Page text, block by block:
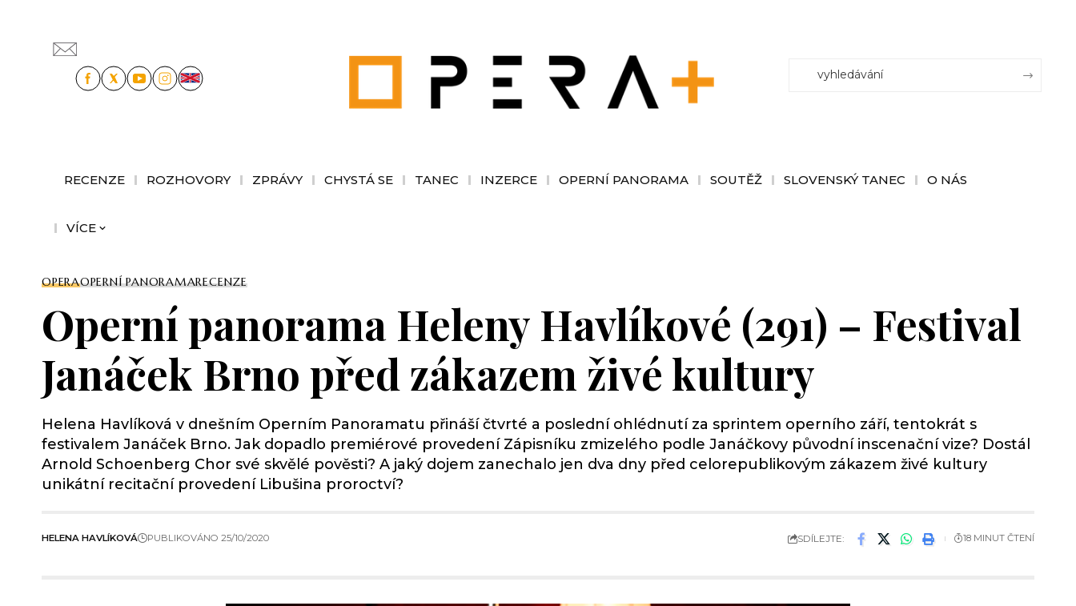
RECENZE ROZHOVORY ZPRÁVY CHYSTÁ SE TANEC INZERCE OPERNÍ PANORAMA SOUTĚŽ SLOVENSKÝ TANEC O NÁS
VÍCE
OPERAOPERNÍ PANORAMARECENZE
Operní panorama Heleny Havlíkové (291) – Festival
Janáček Brno před zákazem živé kultury
Helena Havlíková v dnešním Operním Panoramatu přináší čtvrté a poslední ohlédnutí za sprintem operního září, tentokrát s
festivalem Janáček Brno. Jak dopadlo premiérové provedení Zápisníku zmizelého podle Janáčkovy původní inscenační vize? Dostál
Arnold Schoenberg Chor své skvělé pověsti? A jaký dojem zanechalo jen dva dny před celorepublikovým zákazem živé kultury
unikátní recitační provedení Libušina proroctví?
HELENA HAVLÍKOVÁ PUBLIKOVÁNO 25/10/2020 SDÍLEJTE: 18 MINUT ČTENÍ